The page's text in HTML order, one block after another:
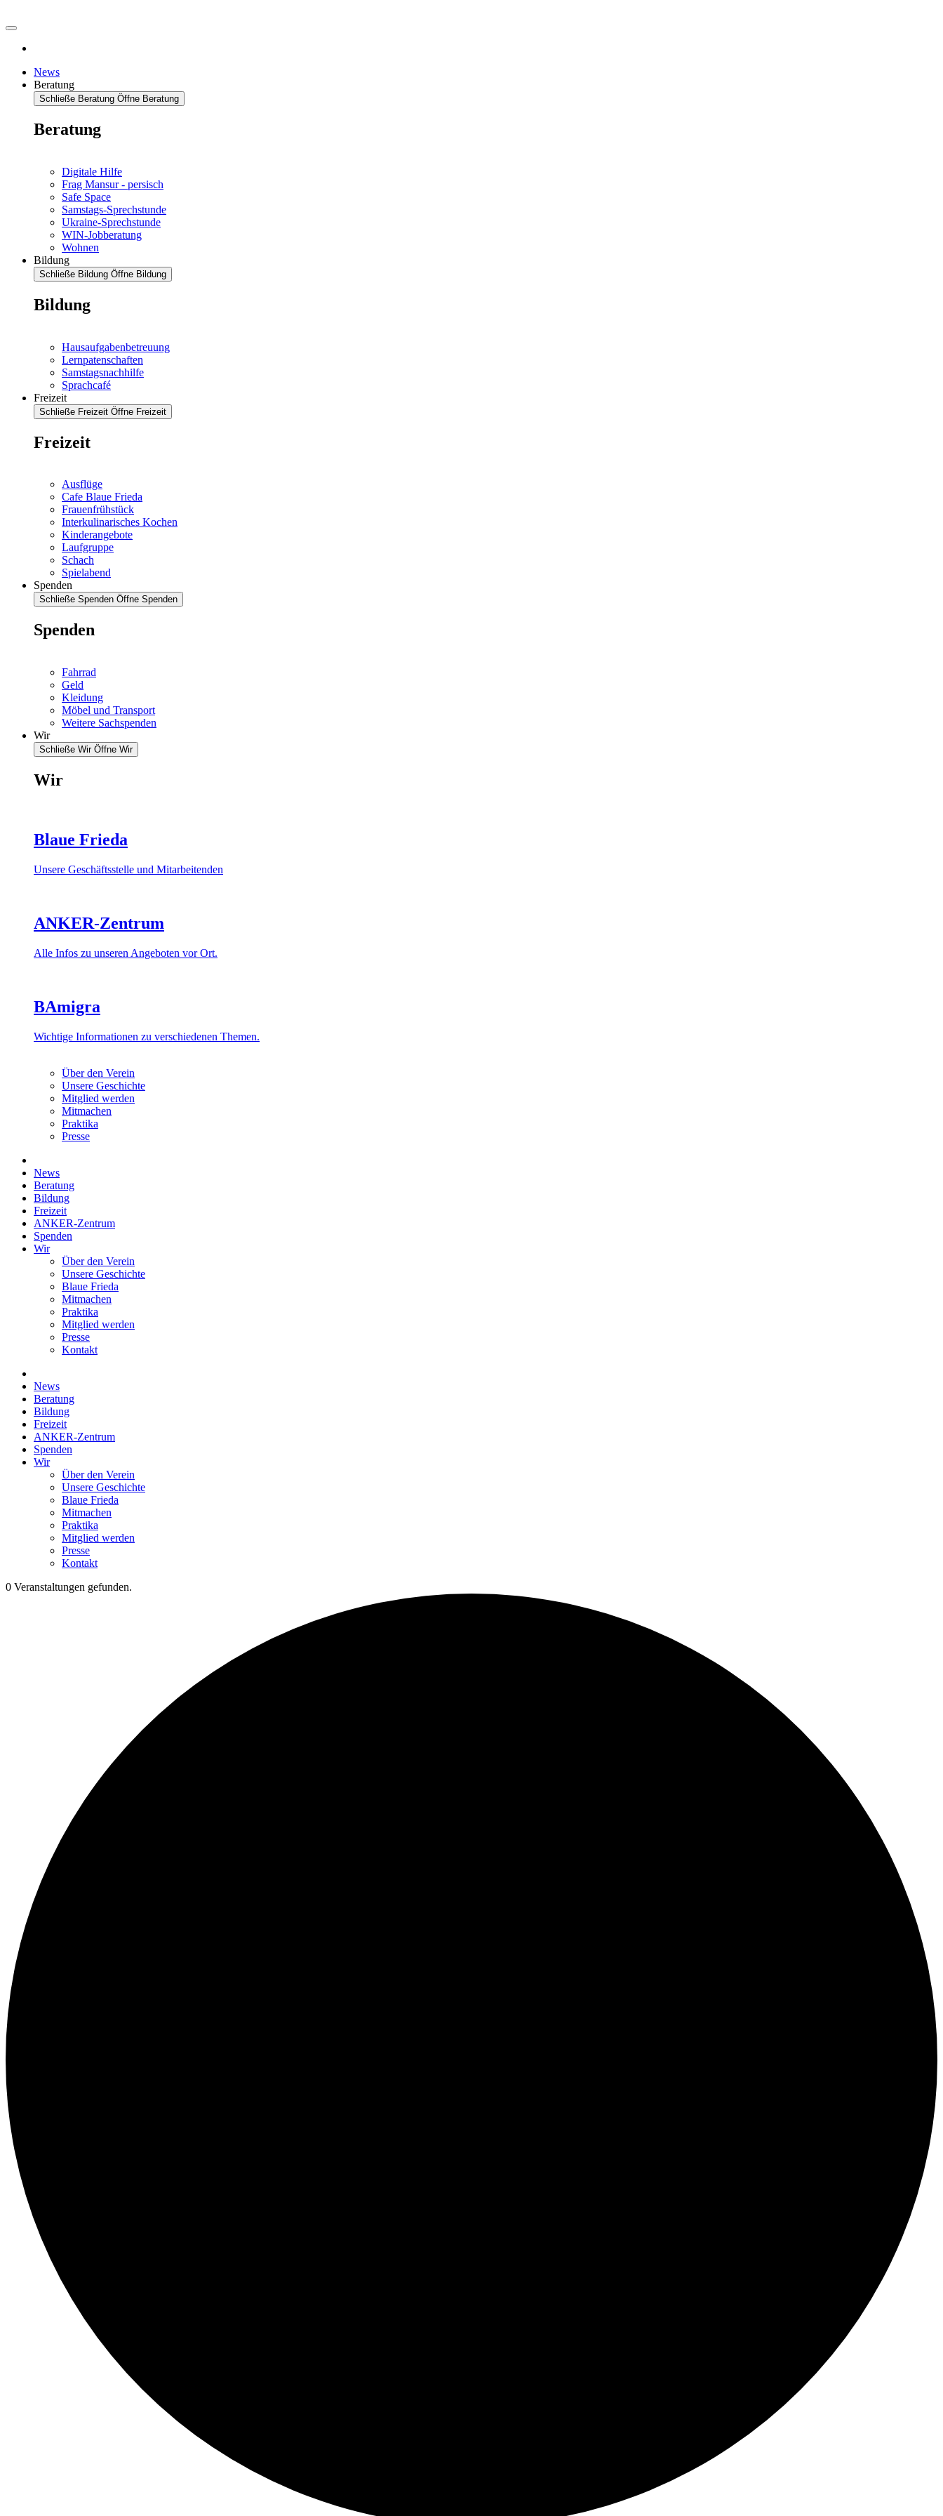
News
Beratung
Schließe Beratung Öffne Beratung
Beratung
Digitale Hilfe
Frag Mansur - persisch
Safe Space
Samstags-Sprechstunde
Ukraine-Sprechstunde
WIN-Jobberatung
Wohnen
Bildung
Schließe Bildung Öffne Bildung
Bildung
Hausaufgabenbetreuung
Lernpatenschaften
Samstagsnachhilfe
Sprachcafé
Freizeit
Schließe Freizeit Öffne Freizeit
Freizeit
Ausflüge
Cafe Blaue Frieda
Frauenfrühstück
Interkulinarisches Kochen
Kinderangebote
Laufgruppe
Schach
Spielabend
Spenden
Schließe Spenden Öffne Spenden
Spenden
Fahrrad
Geld
Kleidung
Möbel und Transport
Weitere Sachspenden
Wir
Schließe Wir Öffne Wir
Wir
Blaue Frieda
Unsere Geschäftsstelle und Mitarbeitenden
ANKER-Zentrum
Alle Infos zu unseren Angeboten vor Ort.
BAmigra
Wichtige Informationen zu verschiedenen Themen.
Über den Verein
Unsere Geschichte
Mitglied werden
Mitmachen
Praktika
Presse
News
Beratung
Bildung
Freizeit
ANKER-Zentrum
Spenden
Wir
Über den Verein
Unsere Geschichte
Blaue Frieda
Mitmachen
Praktika
Mitglied werden
Presse
Kontakt
News
Beratung
Bildung
Freizeit
ANKER-Zentrum
Spenden
Wir
Über den Verein
Unsere Geschichte
Blaue Frieda
Mitmachen
Praktika
Mitglied werden
Presse
Kontakt
0 Veranstaltungen gefunden.